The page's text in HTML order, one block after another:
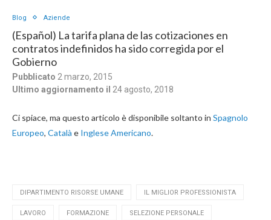
Blog Aziende
(Español) La tarifa plana de las cotizaciones en
contratos indefinidos ha sido corregida por el
Gobierno
Pubblicato 2 marzo, 2015
Ultimo aggiornamento il 24 agosto, 2018
Ci spiace, ma questo articolo è disponibile soltanto in Spagnolo
Europeo, Català e Inglese Americano.
DIPARTIMENTO RISORSE UMANE IL MIGLIOR PROFESSIONISTA
LAVORO FORMAZIONE SELEZIONE PERSONALE